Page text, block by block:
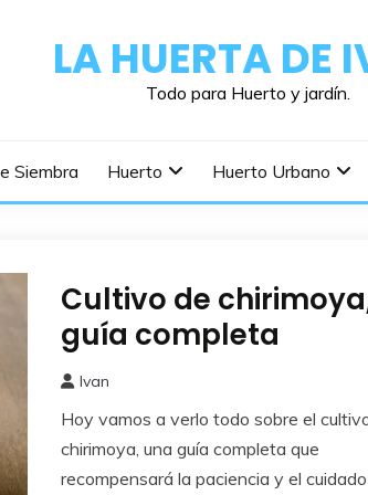
LA HUERTA DE
Todo para Huerto y jardín.
Siembra Huerto Huerto Urbano
Frutales
Cultivo de
guía completa
agosto,
2025
Ivan
Hoy vamos a verlo todo sobre el
chirimoya, una guía completa que
recompensará la paciencia y el